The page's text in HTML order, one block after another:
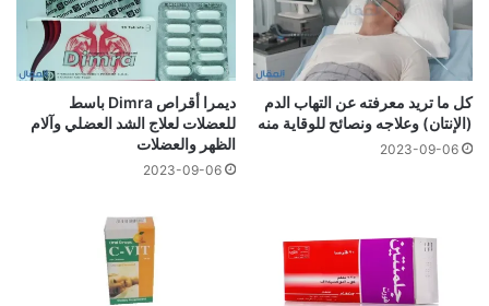
كل ما تريد معرفته عن التهاب الدم
(الإنتان) وعلاجه ونصائح للوقاية منه
2023-09-06
ديمرا أقراص Dimra باسط
للعضلات لعلاج الشد العضلي وآلام
الظهر والعضلات
2023-09-06